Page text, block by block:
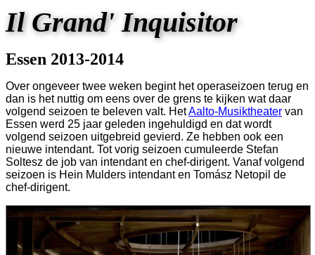
Il Grand' Inquisitor
Essen 2013-2014
Over ongeveer twee weken begint het operaseizoen terug en
dan is het nuttig om eens over de grens te kijken wat daar
volgend seizoen te beleven valt. HetAalto-Musiktheater van
Essen werd 25 jaar geleden ingehuldigd en dat wordt
volgend seizoen uitgebreid gevierd. Ze hebben ook een
nieuwe intendant. Tot vorig seizoen cumuleerde Stefan
Soltesz de job van intendant en chef-dirigent. Vanaf volgend
seizoen is Hein Mulders intendant en Tomász Netopil de
chef-dirigent.